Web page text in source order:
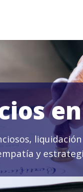
y